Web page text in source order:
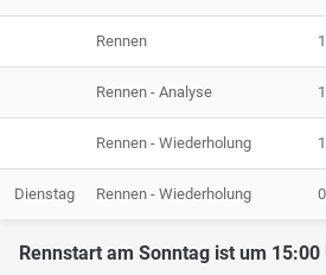
Rennen
Rennen - Analyse
Rennen - Wiederholung
Dienstag Rennen - Wiederholung
Rennstart am Sonntag ist um 15:00